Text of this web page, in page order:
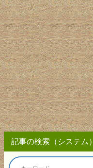
記事の検索（システム）